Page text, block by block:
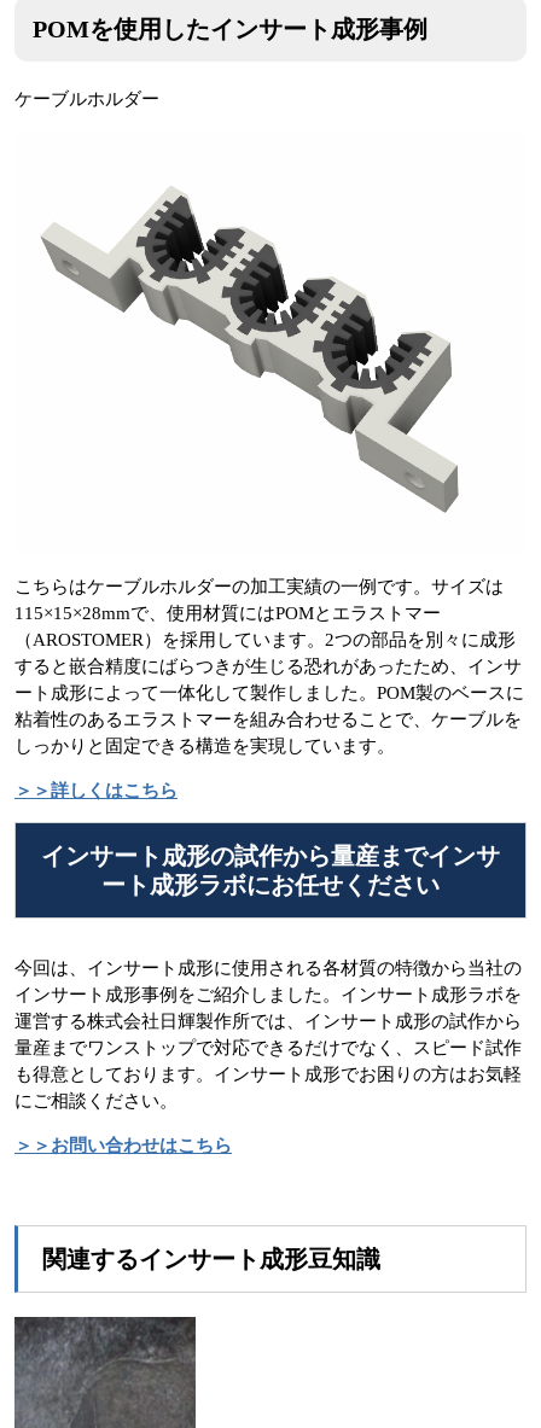
POMを使用したインサート成形事例
ケーブルホルダー
こちらはケーブルホルダーの加工実績の一例です。サイズは
115×15×28mmで、使用材質にはPOMとエラストマー
（AROSTOMER）を採用しています。2つの部品を別々に成形
すると嵌合精度にばらつきが生じる恐れがあったため、インサ
ート成形によって一体化して製作しました。POM製のベースに
粘着性のあるエラストマーを組み合わせることで、ケーブルを
しっかりと固定できる構造を実現しています。
＞＞詳しくはこちら
インサート成形の試作から量産までインサ
ート成形ラボにお任せください
今回は、インサート成形に使用される各材質の特徴から当社の
インサート成形事例をご紹介しました。インサート成形ラボを
運営する株式会社日輝製作所では、インサート成形の試作から
量産までワンストップで対応できるだけでなく、スピード試作
も得意としております。インサート成形でお困りの方はお気軽
にご相談ください。
＞＞お問い合わせはこちら
関連するインサート成形豆知識